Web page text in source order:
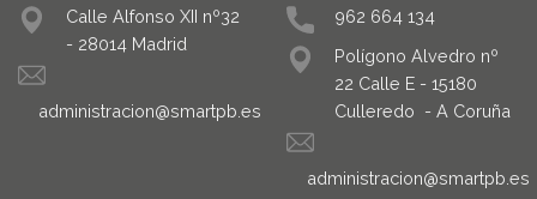
Calle Alfonso XII nº32
- 28014 Madrid
administracion@smartpb.es
962 664 134
Polígono Alvedro nº
22 Calle E - 15180
Culleredo - A Coruña
administracion@smartpb.es